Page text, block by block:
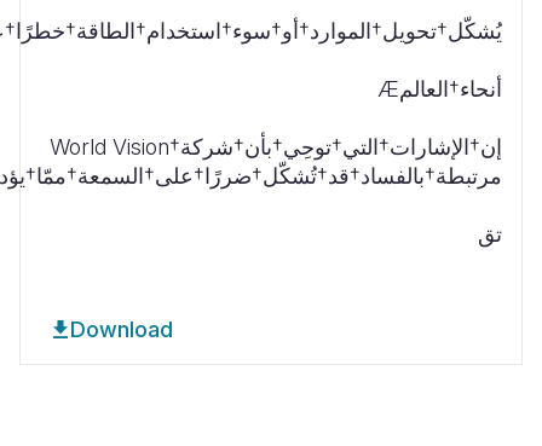
أنحاء†العالمÆ
إن†الإشارات†التي†توحِي†بأن†شركة†World Vision
تق
Download